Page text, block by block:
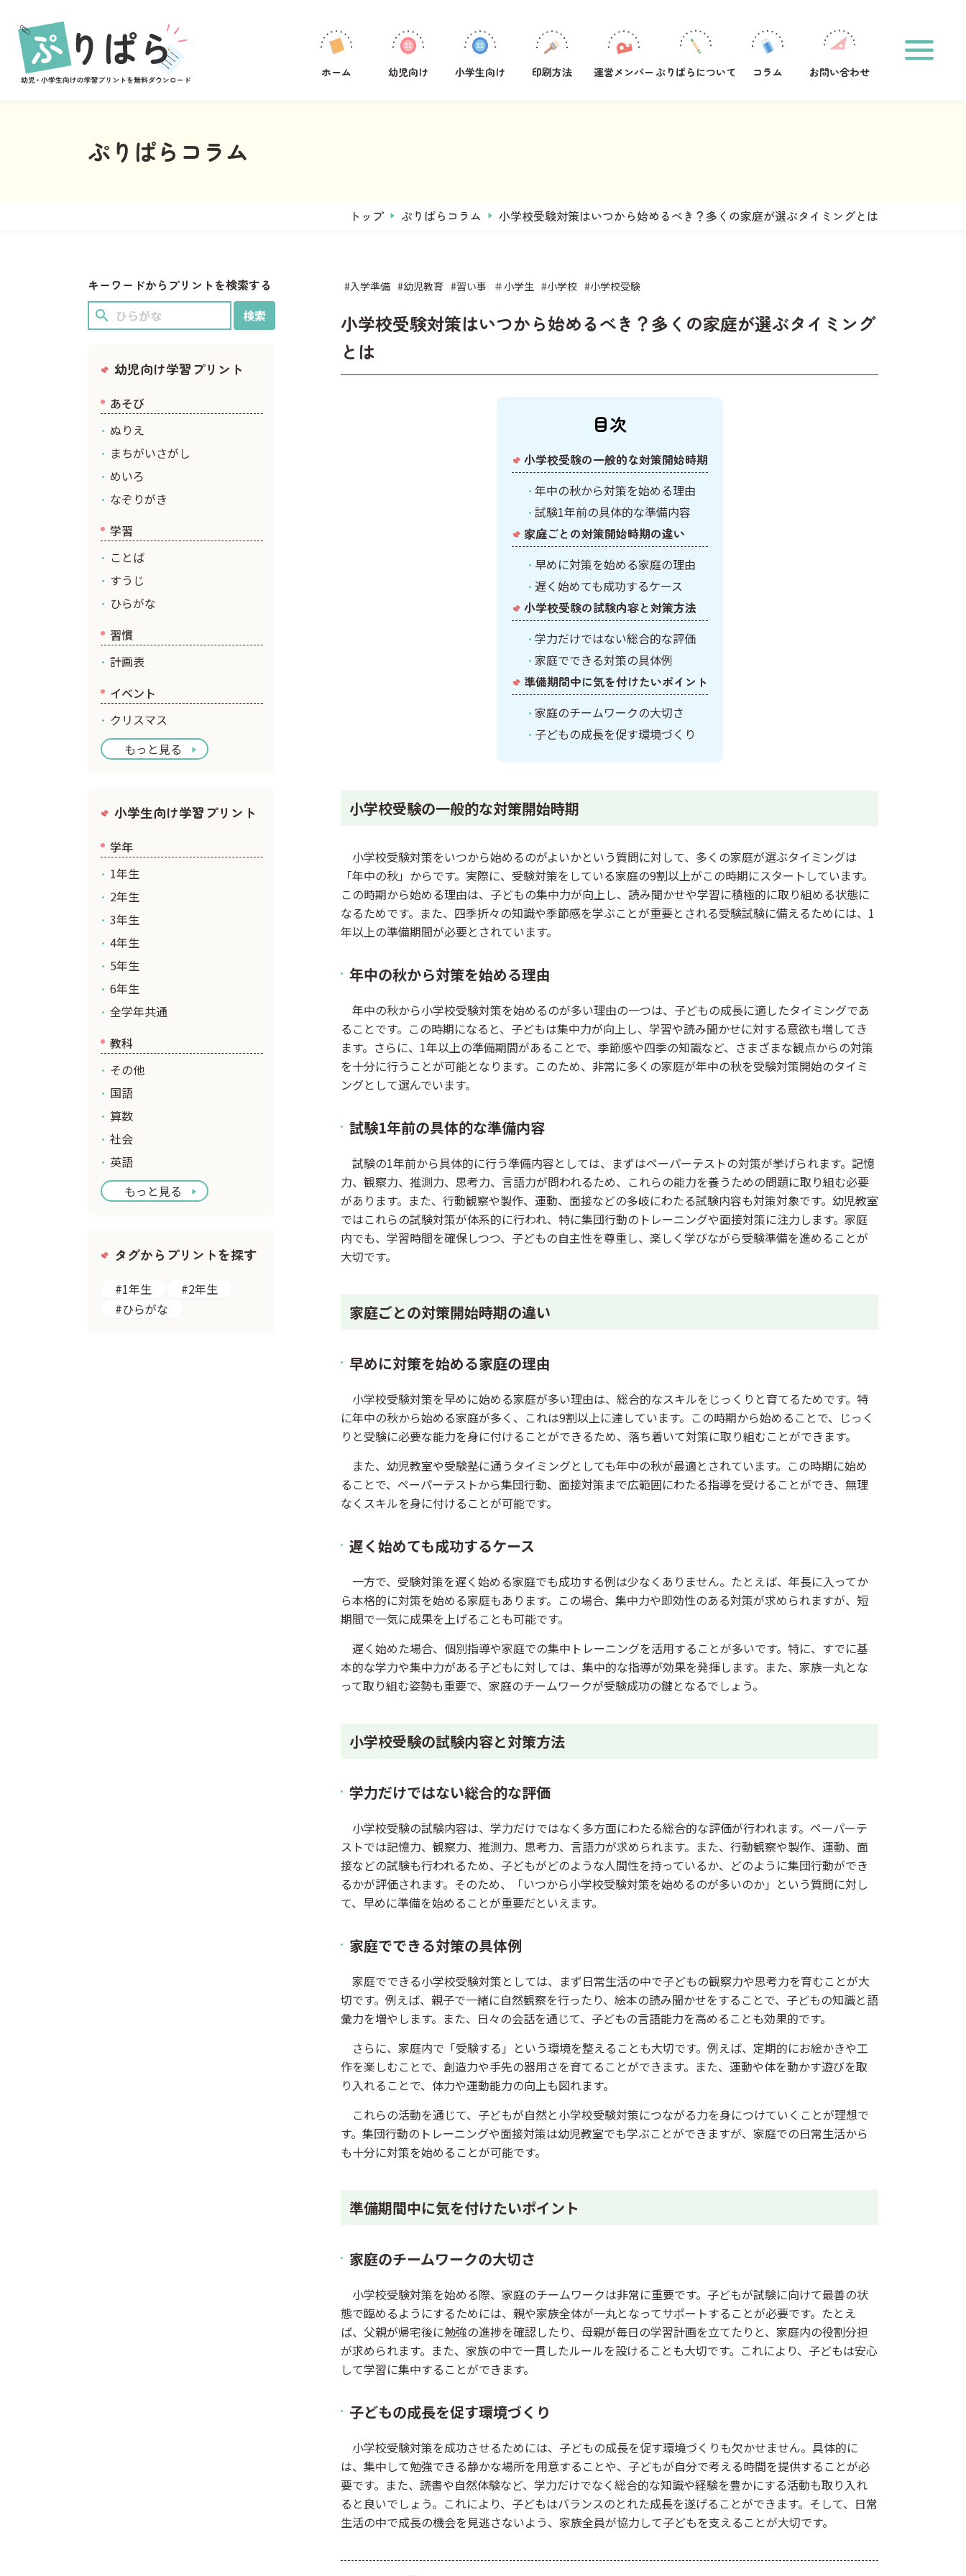
ホーム 幼児向け 小学生向け 印刷方法 運営メンバー ぷりぱらについて コラム お問い合わせ
学習
計画表
イベント
学年
国語
社会
運営メンバー
コラム
ぷりぱらコラム
トップ ぷりぱらコラム 小学校受験対策はいつから始めるべき？多くの家庭が選ぶタイミングとは
#入学準備 #幼児教育 #習い事 ＃小学生 #小学校 #小学校受験
小学校受験対策はいつから始めるべき？多くの家庭が選ぶタイミング
とは
目次
小学校受験の一般的な対策開始時期
年中の秋から対策を始める理由
試験1年前の具体的な準備内容
家庭ごとの対策開始時期の違い
早めに対策を始める家庭の理由
遅く始めても成功するケース
小学校受験の試験内容と対策方法
学力だけではない総合的な評価
家庭でできる対策の具体例
準備期間中に気を付けたいポイント
家庭のチームワークの大切さ
子どもの成長を促す環境づくり
小学校受験の一般的な対策開始時期
小学校受験対策をいつから始めるのがよいかという質問に対して、多くの家庭が選ぶタイミングは
「年中の秋」からです。実際に、受験対策をしている家庭の9割以上がこの時期にスタートしています。
この時期から始める理由は、子どもの集中力が向上し、読み聞かせや学習に積極的に取り組める状態に
なるためです。また、四季折々の知識や季節感を学ぶことが重要とされる受験試験に備えるためには、1
年以上の準備期間が必要とされています。
年中の秋から対策を始める理由
年中の秋から小学校受験対策を始めるのが多い理由の一つは、子どもの成長に適したタイミングであ
ることです。この時期になると、子どもは集中力が向上し、学習や読み聞かせに対する意欲も増してき
ます。さらに、1年以上の準備期間があることで、季節感や四季の知識など、さまざまな観点からの対策
を十分に行うことが可能となります。このため、非常に多くの家庭が年中の秋を受験対策開始のタイミ
ングとして選んでいます。
試験1年前の具体的な準備内容
試験の1年前から具体的に行う準備内容としては、まずはペーパーテストの対策が挙げられます。記憶
力、観察力、推測力、思考力、言語力が問われるため、これらの能力を養うための問題に取り組む必要
があります。また、行動観察や製作、運動、面接などの多岐にわたる試験内容も対策対象です。幼児教室
ではこれらの試験対策が体系的に行われ、特に集団行動のトレーニングや面接対策に注力します。家庭
内でも、学習時間を確保しつつ、子どもの自主性を尊重し、楽しく学びながら受験準備を進めることが
大切です。
家庭ごとの対策開始時期の違い
早めに対策を始める家庭の理由
小学校受験対策を早めに始める家庭が多い理由は、総合的なスキルをじっくりと育てるためです。特
に年中の秋から始める家庭が多く、これは9割以上に達しています。この時期から始めることで、じっく
りと受験に必要な能力を身に付けることができるため、落ち着いて対策に取り組むことができます。
また、幼児教室や受験塾に通うタイミングとしても年中の秋が最適とされています。この時期に始め
ることで、ペーパーテストから集団行動、面接対策まで広範囲にわたる指導を受けることができ、無理
なくスキルを身に付けることが可能です。
遅く始めても成功するケース
一方で、受験対策を遅く始める家庭でも成功する例は少なくありません。たとえば、年長に入ってか
ら本格的に対策を始める家庭もあります。この場合、集中力や即効性のある対策が求められますが、短
期間で一気に成果を上げることも可能です。
遅く始めた場合、個別指導や家庭での集中トレーニングを活用することが多いです。特に、すでに基
本的な学力や集中力がある子どもに対しては、集中的な指導が効果を発揮します。また、家族一丸とな
って取り組む姿勢も重要で、家庭のチームワークが受験成功の鍵となるでしょう。
小学校受験の試験内容と対策方法
学力だけではない総合的な評価
小学校受験の試験内容は、学力だけではなく多方面にわたる総合的な評価が行われます。ペーパーテ
ストでは記憶力、観察力、推測力、思考力、言語力が求められます。また、行動観察や製作、運動、面
接などの試験も行われるため、子どもがどのような人間性を持っているか、どのように集団行動ができ
るかが評価されます。そのため、「いつから小学校受験対策を始めるのが多いのか」という質問に対し
て、早めに準備を始めることが重要だといえます。
家庭でできる対策の具体例
家庭でできる小学校受験対策としては、まず日常生活の中で子どもの観察力や思考力を育むことが大
切です。例えば、親子で一緒に自然観察を行ったり、絵本の読み聞かせをすることで、子どもの知識と語
彙力を増やします。また、日々の会話を通じて、子どもの言語能力を高めることも効果的です。
さらに、家庭内で「受験する」という環境を整えることも大切です。例えば、定期的にお絵かきや工
作を楽しむことで、創造力や手先の器用さを育てることができます。また、運動や体を動かす遊びを取
り入れることで、体力や運動能力の向上も図れます。
これらの活動を通じて、子どもが自然と小学校受験対策につながる力を身につけていくことが理想で
す。集団行動のトレーニングや面接対策は幼児教室でも学ぶことができますが、家庭での日常生活から
も十分に対策を始めることが可能です。
準備期間中に気を付けたいポイント
家庭のチームワークの大切さ
小学校受験対策を始める際、家庭のチームワークは非常に重要です。子どもが試験に向けて最善の状
態で臨めるようにするためには、親や家族全体が一丸となってサポートすることが必要です。たとえ
ば、父親が帰宅後に勉強の進捗を確認したり、母親が毎日の学習計画を立てたりと、家庭内の役割分担
が求められます。また、家族の中で一貫したルールを設けることも大切です。これにより、子どもは安心
して学習に集中することができます。
子どもの成長を促す環境づくり
小学校受験対策を成功させるためには、子どもの成長を促す環境づくりも欠かせません。具体的に
は、集中して勉強できる静かな場所を用意することや、子どもが自分で考える時間を提供することが必
要です。また、読書や自然体験など、学力だけでなく総合的な知識や経験を豊かにする活動も取り入れ
ると良いでしょう。これにより、子どもはバランスのとれた成長を遂げることができます。そして、日常
生活の中で成長の機会を見逃さないよう、家族全員が協力して子どもを支えることが大切です。
キーワードからプリントを検索する
幼児向け学習プリント
あそび
ぬりえ
まちがいさがし
めいろ
なぞりがき
学習
ことば
すうじ
ひらがな
習慣
計画表
イベント
クリスマス
もっと見る
小学生向け学習プリント
学年
1年生
2年生
3年生
4年生
5年生
6年生
全学年共通
教科
その他
国語
算数
社会
英語
もっと見る
タグからプリントを探す
#1年生
#2年生
#ひらがな